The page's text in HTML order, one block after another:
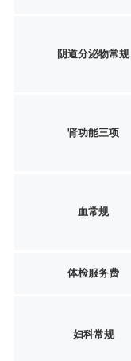
阴道分泌物常规
肾功能三项
血常规
体检服务费
妇科常规